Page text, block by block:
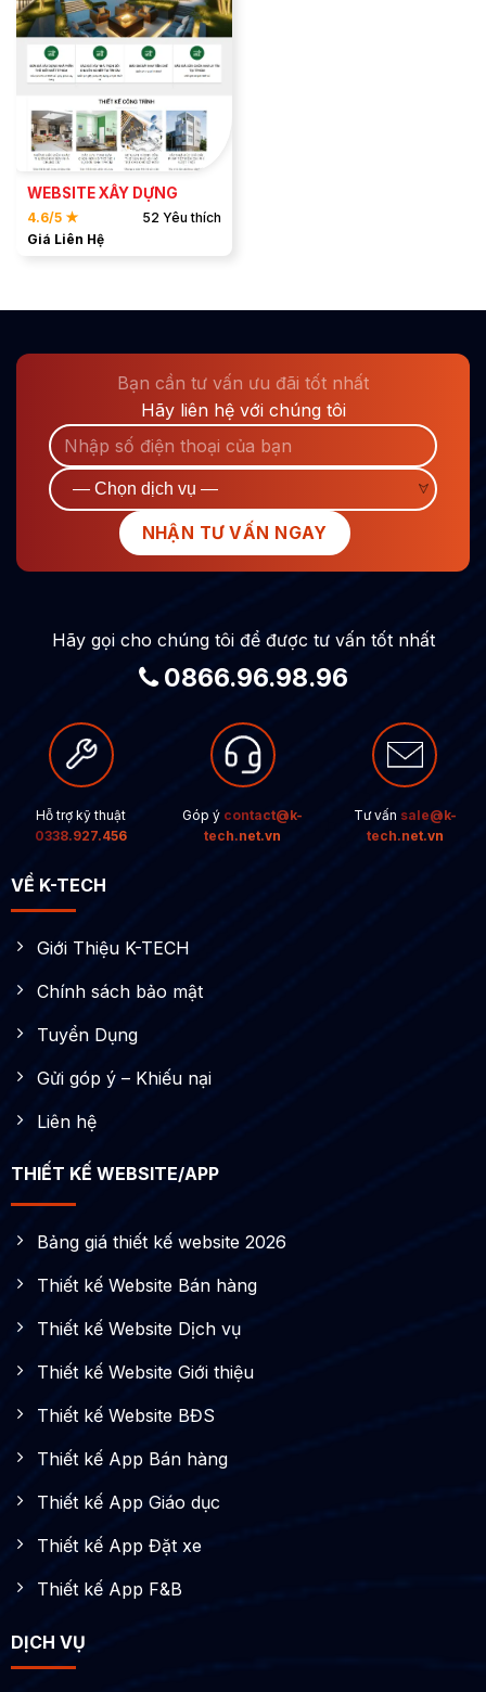
ĐẶT MẪU
XEM DEMO
WEBSITE XÂY DỰNG
4.6/5 ★
52 Yêu thích
Giá Liên Hệ
Bạn cần tư vấn ưu đãi tốt nhất
Hãy liên hệ với chúng tôi
Hãy gọi cho chúng tôi để được tư vấn tốt nhất
0866.96.98.96
Hỗ trợ kỹ thuật
0338.927.456
Góp ý contact@k-
tech.net.vn
Tư vấn sale@k-
tech.net.vn
VỀ K-TECH
Giới Thiệu K-TECH
Chính sách bảo mật
Tuyển Dụng
Gửi góp ý – Khiếu nại
Liên hệ
THIẾT KẾ WEBSITE/APP
Bảng giá thiết kế website 2026
Thiết kế Website Bán hàng
Thiết kế Website Dịch vụ
Thiết kế Website Giới thiệu
Thiết kế Website BĐS
Thiết kế App Bán hàng
Thiết kế App Giáo dục
Thiết kế App Đặt xe
Thiết kế App F&B
DỊCH VỤ